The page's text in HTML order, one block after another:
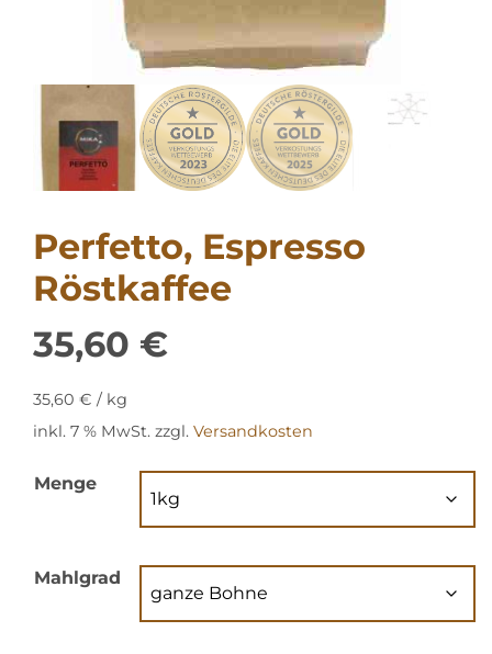
Perfetto, Espresso
Röstkaffee
35,60 €
35,60 € / kg
inkl. 7 % MwSt. zzgl. Versandkosten
Menge
Mahlgrad